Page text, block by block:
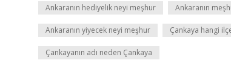
Ankaranın hediyelik neyi meşhur Ankaranın
Ankaranın yiyecek neyi meşhur Çankaya hangi
Çankayanın adı neden Çankaya